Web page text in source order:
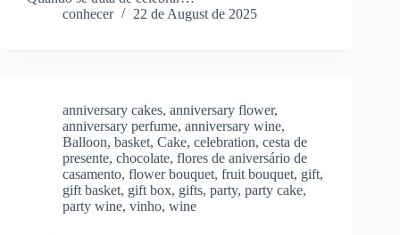
conhecer
22 de August de 2025
anniversary cakes, anniversary flower,
anniversary perfume, anniversary wine,
Balloon, basket, Cake, celebration, cesta de
presente, chocolate, flores de aniversário de
casamento, flower bouquet, fruit bouquet, gift,
gift basket, gift box, gifts, party, party cake,
party wine, vinho, wine